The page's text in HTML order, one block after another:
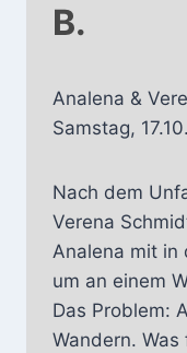
B.
Analena &
Samstag,
Nach dem
Verena
Analena mit in
um an einem
Das Problem:
Wandern.